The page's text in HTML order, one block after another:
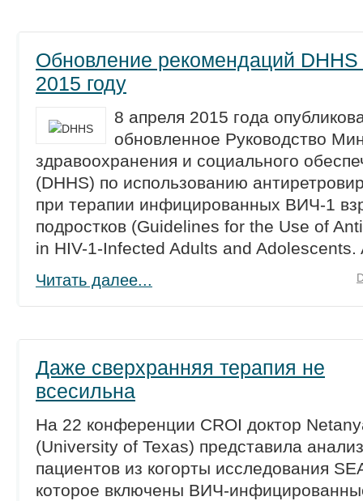
Обновление рекомендаций DHHS
2015 году
8 апреля 2015 года
обновленное Руководство
здравоохранения и социального
(DHHS) по использованию
при терапии инфицированных ВИЧ-1
подростков (Guidelines for the Use of
in HIV-1-Infected Adults and Adolescents.
Читать далее...
Даже сверхранняя терапия не
всесильна
На 22 конференции CROI доктор
(University of Texas) представила
пациентов из когорты исследования
которое включены ВИЧ-